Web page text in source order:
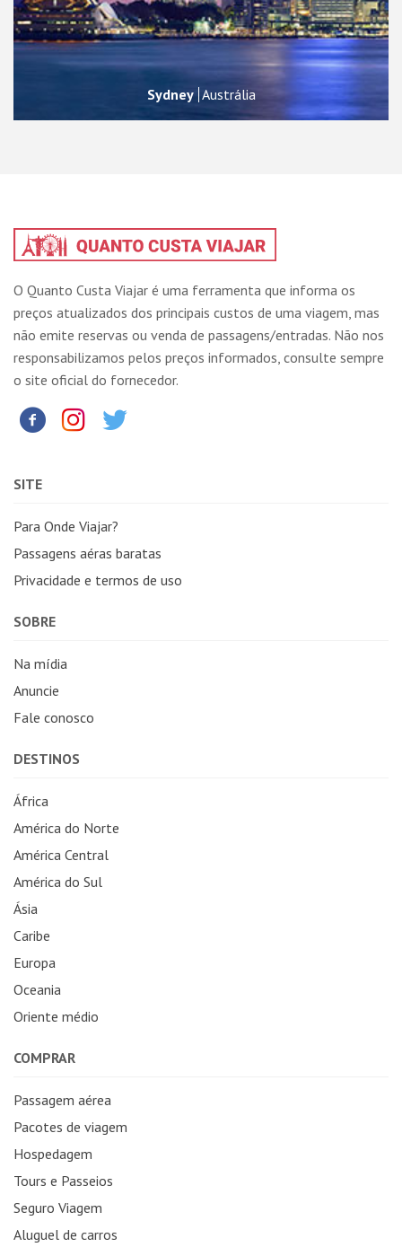
Sydney Austrália
O Quanto Custa Viajar é uma ferramenta que informa os
preços atualizados dos principais custos de uma viagem, mas
não emite reservas ou venda de passagens/entradas. Não nos
responsabilizamos pelos preços informados, consulte sempre
o site oficial do fornecedor.
SITE
Para Onde Viajar?
Passagens aéras baratas
Privacidade e termos de uso
SOBRE
Na mídia
Anuncie
Fale conosco
DESTINOS
África
América do Norte
América Central
América do Sul
Ásia
Caribe
Europa
Oceania
Oriente médio
COMPRAR
Passagem aérea
Pacotes de viagem
Hospedagem
Tours e Passeios
Seguro Viagem
Aluguel de carros